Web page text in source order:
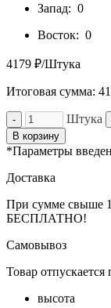
Запад: 0
Восток: 0
4179 ₽/Штука
Итоговая сумма:
- Штука
В корзину
*Параметры
Доставка
При сумме свыше
БЕСПЛАТНО!
Самовывоз
Товар
высота